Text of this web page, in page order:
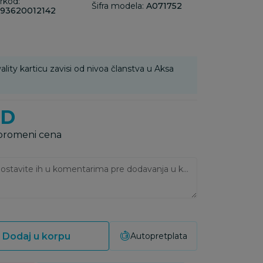
Šifra modela: A071752
karticu zavisi od nivoa članstva u Aksa
cena
Ukoliko imate napomene, ostavite ih u komentarima pre dodavanja u korpu:
Dodaj u korpu Autopretplata